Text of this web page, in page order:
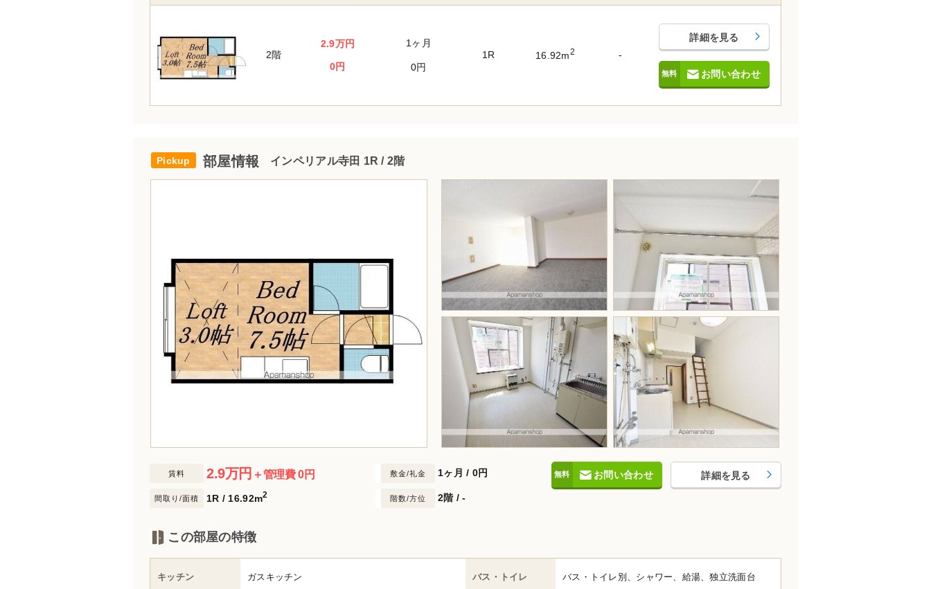
2階
2.9万円
0円
1ヶ月
0円
1R 16.92m2 -
詳細を見る
お問い合わせ
部屋情報 インペリアル寺田 1R / 2階
賃料 2.9万円 ＋管理費 0円 敷金/礼金 1ヶ月 / 0円
間取り/面積 1R / 16.92m2 階数/方位 2階 / -
お問い合わせ 詳細を見る
この部屋の特徴
キッチン ガスキッチン バス・トイレ バス・トイレ別、シャワー、給湯、独立洗面台